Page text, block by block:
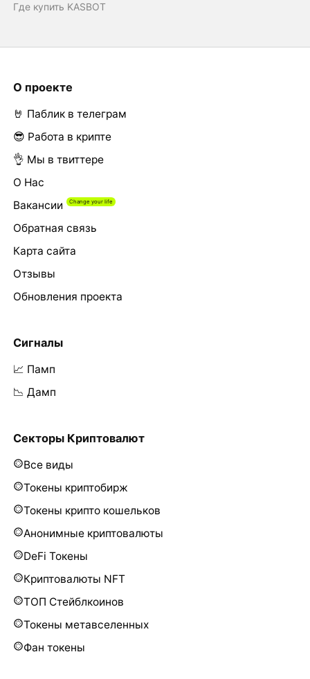
Где купить KASBOT
О проекте
🤘 Паблик в телеграм
😎 Работа в крипте
👌 Мы в твиттере
О Нас
Вакансии
Обратная связь
Карта сайта
Отзывы
Обновления проекта
Сигналы
📈 Памп
📉 Дамп
Секторы Криптовалют
Все виды
Токены криптобирж
Токены крипто кошельков
Анонимные криптовалюты
DeFi Токены
Криптовалюты NFT
ТОП Стейблкоинов
Токены метавселенных
Фан токены